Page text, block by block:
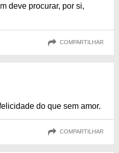
deve procurar, por si,
COMPARTILHAR
do que sem amor.
COMPARTILHAR